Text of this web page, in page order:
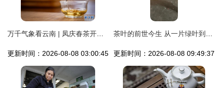
更新时间：2026-08-08 03:00:45 更新时间：2026-08-08 09:49:37